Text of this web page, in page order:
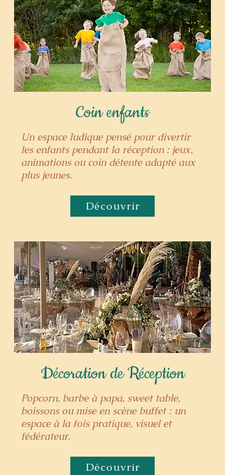
Coin enfants
Un espace ludique pensé pour divertir
les enfants pendant la réception : jeux,
animations ou coin détente adapté aux
plus jeunes.
Découvrir
Décoration de Réception
Popcorn, barbe à papa, sweet table,
boissons ou mise en scène buffet : un
espace à la fois pratique, visuel et
fédérateur.
Découvrir